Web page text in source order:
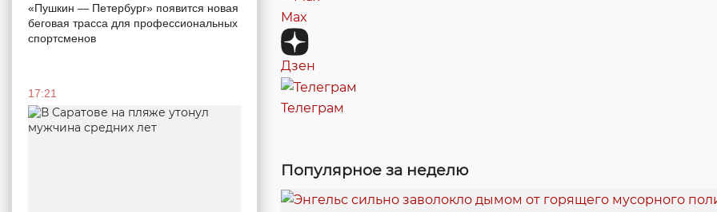
«Пушкин — Петербург» появится новая
беговая трасса для профессиональных
спортсменов
17:21
Max
Дзен
Телеграм
Популярное за неделю